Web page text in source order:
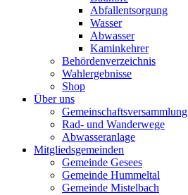
Abfallentsorgung
Wasser
Abwasser
Kaminkehrer
Behördenverzeichnis
Wahlergebnisse
Shop
Über uns
Gemeinschaftsversammlung
Rad- und Wanderwege
Abwasseranlage
Mitgliedsgemeinden
Gemeinde Gesees
Gemeinde Hummeltal
Gemeinde Mistelbach